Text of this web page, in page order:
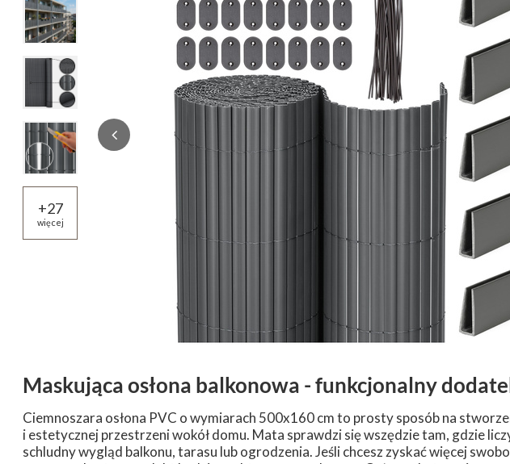
+27
więcej
Maskująca osłona balkonowa - funkcjonalny
Ciemnoszara osłona PVC o wymiarach 500x160 cm to prosty sposób na
i estetycznej przestrzeni wokół domu. Mata sprawdzi się wszędzie tam, gdzie
schludny wygląd balkonu, tarasu lub ogrodzenia. Jeśli chcesz zyskać więcej